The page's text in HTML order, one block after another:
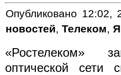
Опубликовано 12:02,
новостей, Телеком,
«Ростелеком»
оптической сети